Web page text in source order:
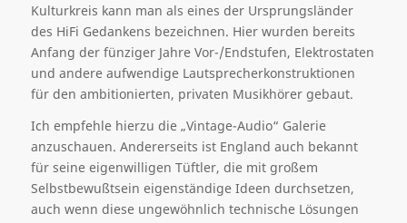
Kulturkreis kann man als eines der Ursprungsländer
des HiFi Gedankens bezeichnen. Hier wurden bereits
Anfang der fünziger Jahre Vor-/Endstufen, Elektrostaten
und andere aufwendige Lautsprecherkonstruktionen
für den ambitionierten, privaten Musikhörer gebaut.
Ich empfehle hierzu die „Vintage-Audio“ Galerie
anzuschauen. Andererseits ist England auch bekannt
für seine eigenwilligen Tüftler, die mit großem
Selbstbewußtsein eigenständige Ideen durchsetzen,
auch wenn diese ungewöhnlich technische Lösungen